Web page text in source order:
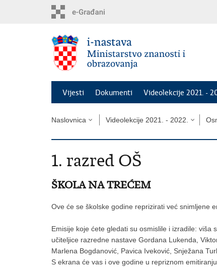
Vijesti Dokumenti Videolekcije 2021. -
Naslovnica Videolekcije 2021. - 2022.
1. razred OŠ
ŠKOLA NA TREĆEM
Ove će se školske godine reprizirati već snimljene
Emisije koje ćete gledati su osmislile i izradile: viša
učiteljice razredne nastave Gordana Lukenda,
Marlena Bogdanović, Pavica Iveković, Snježana
S ekrana će vas i ove godine u repriznom